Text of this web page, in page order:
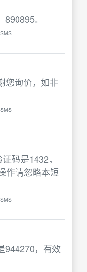
。
您询价，如非
码是1432，
作请忽略本短
944270，有效